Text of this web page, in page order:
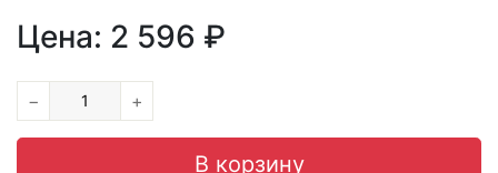
Цена: 2 596 ₽
− +